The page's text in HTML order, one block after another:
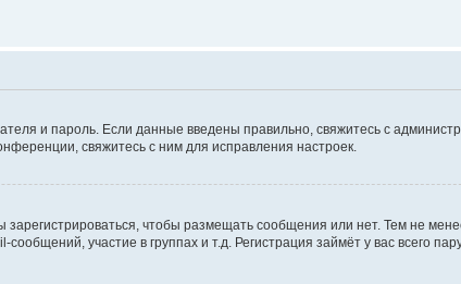
и пароль. Если данные введены правильно, свяжитесь с
свяжитесь с ним для исправления настроек.
чтобы размещать сообщения или нет. Тем не
участие в группах и т.д. Регистрация займёт у вас всего